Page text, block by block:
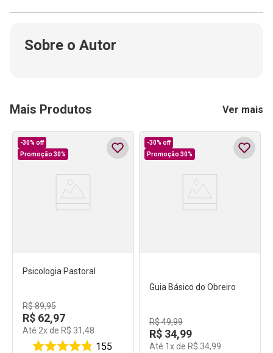
Sobre o Autor
Mais Produtos Ver mais
-30% off
Promoção 30%
Psicologia Pastoral
R$89,95
R$ 62,97
Até 2x de R$ 31 ,48
155
-30% off
Promoção 30%
Guia Básico do Obreiro
R$49,99
R$ 34,99
Até 1 x de R$ 34,99